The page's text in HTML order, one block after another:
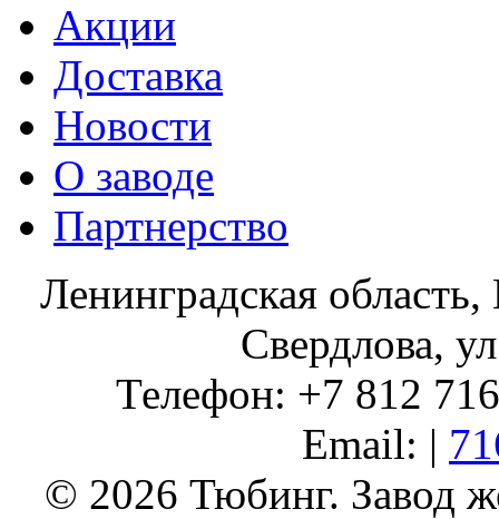
Акции
Доставка
Новости
О заводе
Партнерство
Ленинградская
Свердлова,
Телефон: +7 812
Email: |
© 2026 Тюбинг. Завод